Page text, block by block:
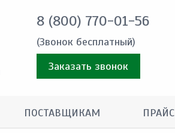
8 (800) 770-01-56
(Звонок бесплатный)
Заказать звонок
ПОСТАВЩИКАМ ПРАЙС